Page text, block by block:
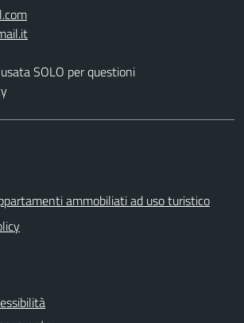
SOLO per questioni
ammobiliati ad uso turistico